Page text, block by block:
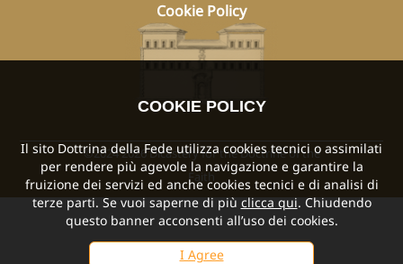
Cookie Policy
©2024 2026 Dicastery for the Doctrine of the
Faith
COOKIE POLICY
Il sito Dottrina della Fede utilizza cookies tecnici o assimilati
per rendere più agevole la navigazione e garantire la
fruizione dei servizi ed anche cookies tecnici e di analisi di
terze parti. Se vuoi saperne di piùclicca qui. Chiudendo
questo banner acconsenti all’uso dei cookies.
I Agree